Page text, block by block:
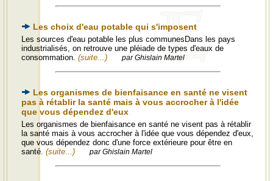
Les choix d'eau potable qui s'imposent
Les sources d'eau potable les plus communesDans les pays
industrialisés, on retrouve une pléiade de types d'eaux de
consommation. (suite...) par Ghislain Martel
Les organismes de bienfaisance en santé ne visent
pas à rétablir la santé mais à vous accrocher à l'idée
que vous dépendez d'eux
Les organismes de bienfaisance en santé ne visent pas à rétablir
la santé mais à vous accrocher à l'idée que vous dépendez d'eux,
que vous dépendez donc d'une force extérieure pour être en
santé. (suite...) par Ghislain Martel